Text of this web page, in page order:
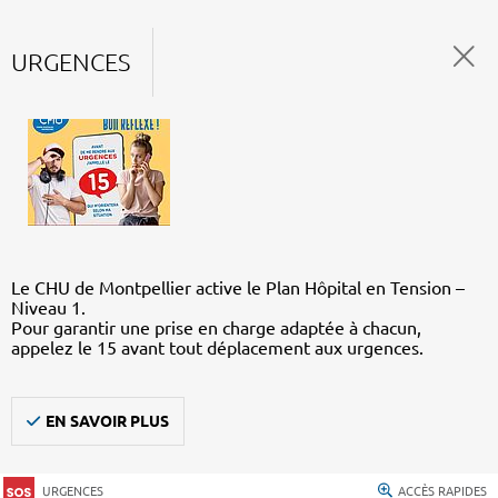
URGENCES
Le CHU de Montpellier active le Plan Hôpital en Tension –
Niveau 1.
Pour garantir une prise en charge adaptée à chacun,
appelez le 15 avant tout déplacement aux urgences.
EN SAVOIR PLUS
URGENCES ACCÈS RAPIDES